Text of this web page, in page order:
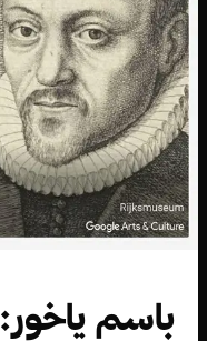
باسم ياخور: